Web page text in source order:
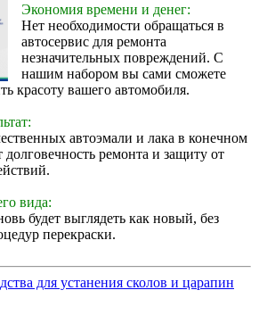
Экономия времени и денег:
Нет необходимости обращаться в
автосервис для ремонта
незначительных повреждений. С
нашим набором вы сами сможете
красоту вашего автомобиля.
автоэмали и лака в конечном
долговечность ремонта и защиту от
вида:
будет выглядеть как новый, без
перекраски.
для устанения сколов и царапин